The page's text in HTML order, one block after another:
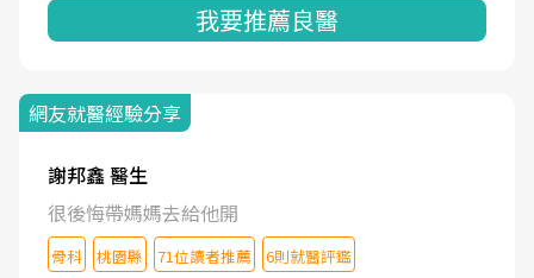
我要推薦良醫
網友就醫經驗分享
謝邦鑫 醫生
很後悔帶媽媽去給他開
骨科 桃園縣 71位讀者推薦 6則就醫評鑑